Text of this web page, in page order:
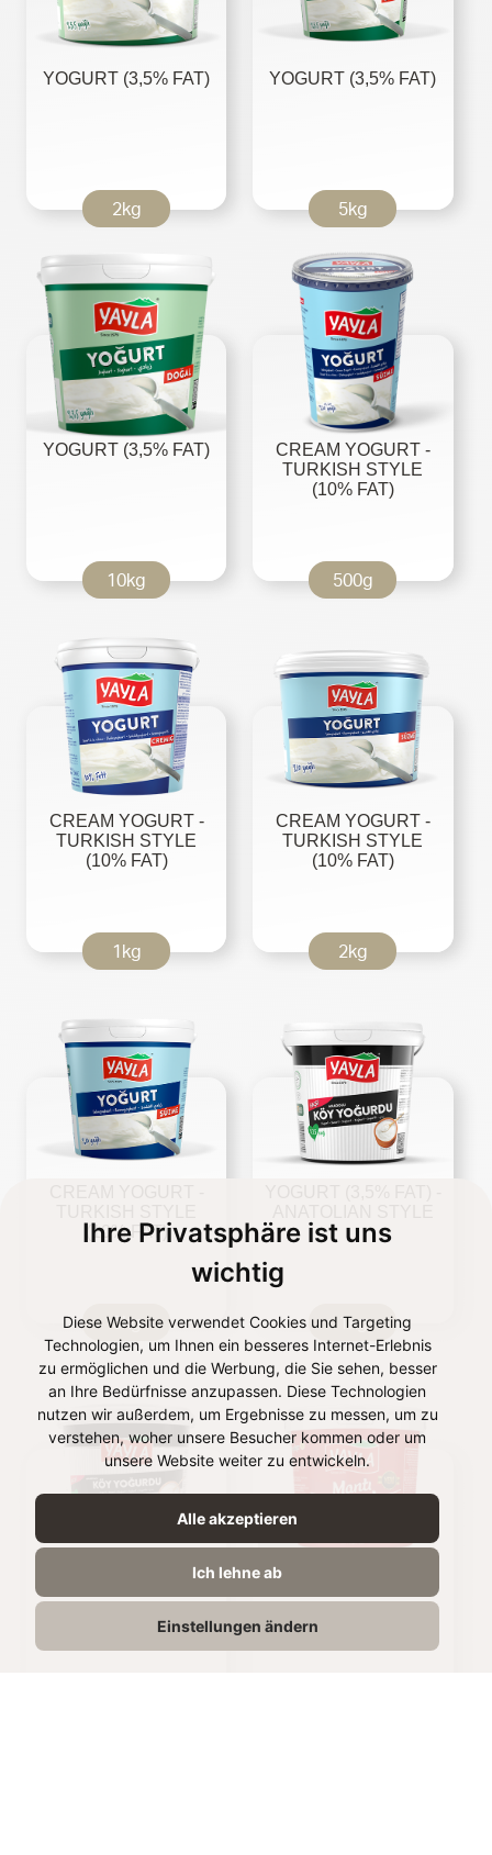
Ihre Privatsphäre ist uns
wichtig
Diese Website verwendet Cookies und Targeting
Technologien, um Ihnen ein besseres Internet-Erlebnis
zu ermöglichen und die Werbung, die Sie sehen, besser
an Ihre Bedürfnisse anzupassen. Diese Technologien
nutzen wir außerdem, um Ergebnisse zu messen, um zu
verstehen, woher unsere Besucher kommen oder um
unsere Website weiter zu entwickeln.
Alle akzeptieren
Ich lehne ab
Einstellungen ändern
YOGURT (3,5% FAT)
2kg
YOGURT (3,5% FAT)
5kg
YOGURT (3,5% FAT)
10kg
CREAM YOGURT -
TURKISH STYLE
(10% FAT)
500g
CREAM YOGURT -
TURKISH STYLE
(10% FAT)
1kg
CREAM YOGURT -
TURKISH STYLE
(10% FAT)
2kg
(10% FAT)
5kg 1kg
YOGURT (3,5% FAT) -
ANATOLIAN STYLE
YOGURT (5% FAT)